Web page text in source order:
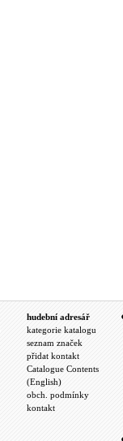
hudební adresář
kategorie katalogu
seznam značek
přidat kontakt
Catalogue Contents
(English)
obch. podmínky
kontakt